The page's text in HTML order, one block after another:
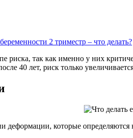
2 триместр – что делать?
риска, так как именно у них
40 лет, риск только
деформации, которые определяются